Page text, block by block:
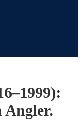
Angler.